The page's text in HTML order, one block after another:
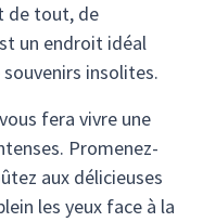
de tout, de
un endroit idéal
insolites.
fera vivre une
Promenez-
aux délicieuses
les yeux face à la